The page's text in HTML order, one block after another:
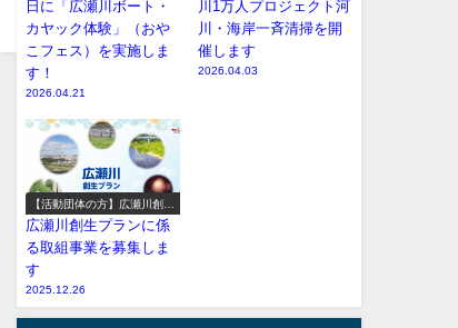
日に「広瀬川ボート・
カヤック体験」（おや
こフェス）を実施しま
す！
2026.04.21
川1万人プロジェクト河
川・海岸一斉清掃を開
催します
2026.04.03
【活動団体の方】広瀬川創生
プラン参加事業の募集
広瀬川創生プランに係
る取組事業を募集しま
す
2025.12.26